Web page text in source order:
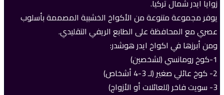
زوايا ايدر شمال تركيا.
يوفر مجموعة متنوعة من الأكواخ الخشبية المصممة بأسلوب
عصري مع المحافظة على الطابع الريفي التقليدي.
ومن أبرزها في اكواخ ايدر هوشدر:
1-كوخ رومانسي (لشخصين)
2- كوخ عائلي صغير (لـ 3-4 أشخاص)
3- سويت فاخر (للعائلات أو الأزواج)